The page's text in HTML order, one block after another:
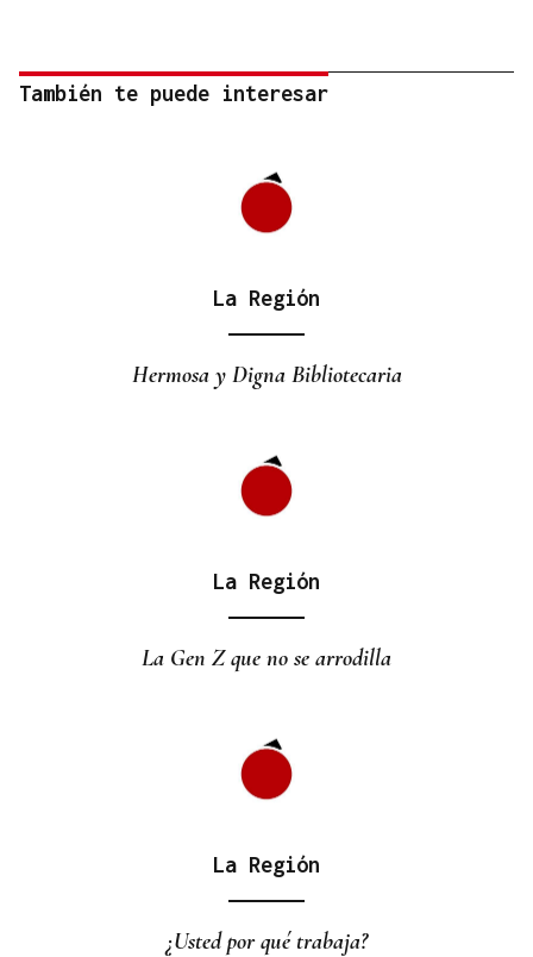
También te puede interesar
La Región
Hermosa y Digna Bibliotecaria
La Región
La Gen Z que no se arrodilla
La Región
¿Usted por qué trabaja?